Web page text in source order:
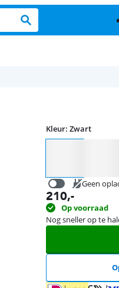
Kleur:Zwart
Geen
210,-
Op voorraad
Nog sneller op te